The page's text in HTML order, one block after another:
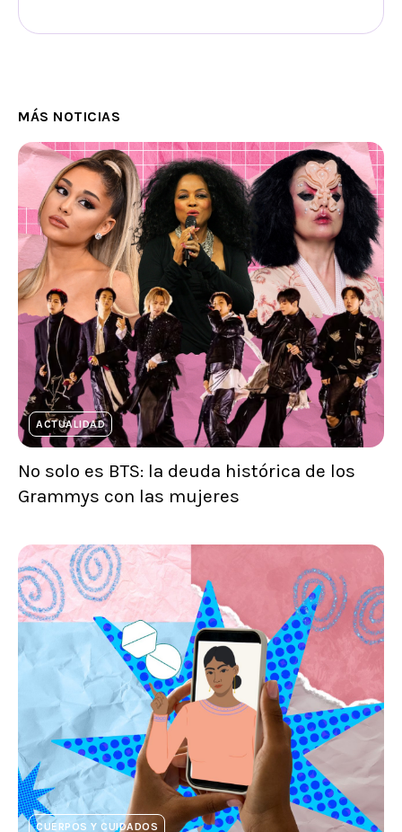
MÁS NOTICIAS
ACTUALIDAD
No solo es BTS: la deuda histórica de los
Grammys con las mujeres
CUERPOS Y CUIDADOS